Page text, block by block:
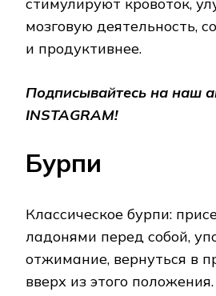
мозговую деятельность,
и продуктивнее.
Подписывайтесь на наш
INSTAGRAM!
Бурпи
Классическое бурпи:
ладонями перед собой,
отжимание, вернуться в
вверх из этого